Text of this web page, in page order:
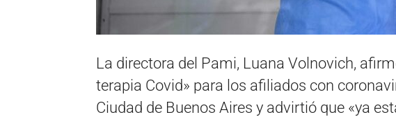
La directora del Pami, Luana Volnovich,
terapia Covid» para los afiliados con
Ciudad de Buenos Aires y advirtió que «ya